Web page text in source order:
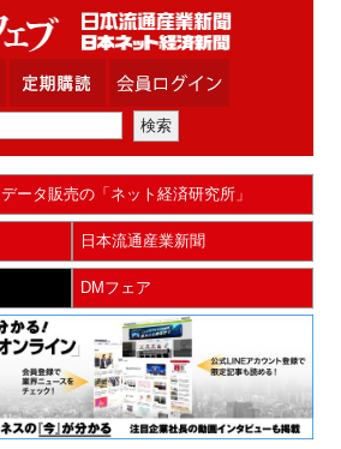
データ販売の「ネット経済研究所」
日本流通産業新聞
DMフェア